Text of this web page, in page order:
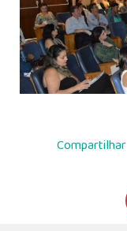
Compartilhar